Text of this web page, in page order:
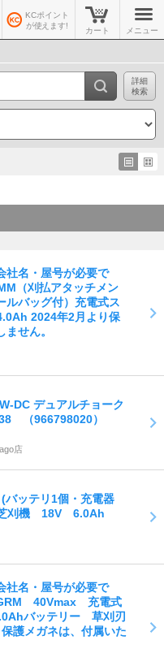
KCポイント
が使えます!
カート メニュー
詳細
検索
社名・屋号が必要で
（刈払アタッチメン
ルバッグ付）充電式ス
2024年2月より保
せん。
DC デュアルチョーク
（966798020）
店
ッテリ1個・充電器
刈機 18V 6.0Ah
社名・屋号が必要で
40Vmax 充電式
バッテリー 草刈刃
護メガネは、付属いた